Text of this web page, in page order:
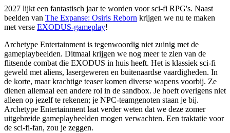
2027 lijkt een fantastisch jaar te worden voor sci-fi RPG's. Naast
beelden van The Expanse: Osiris Reborn krijgen we nu te maken
met verse EXODUS-gameplay!
Archetype Entertainment is tegenwoordig niet zuinig met de
gameplaybeelden. Ditmaal krijgen we nog meer te zien van de
flitsende combat die EXODUS in huis heeft. Het is klassiek sci-fi
geweld met aliens, lasergeweren en buitenaardse vaardigheden. In
de korte, maar krachtige teaser komen diverse wapens voorbij. Ze
dienen allemaal een andere rol in de sandbox. Je hoeft overigens niet
alleen op jezelf te rekenen; je NPC-teamgenoten staan je bij.
Archetype Entertainment laat verder weten dat we deze zomer
uitgebreide gameplaybeelden mogen verwachten. Een traktatie voor
de sci-fi-fan, zou je zeggen.